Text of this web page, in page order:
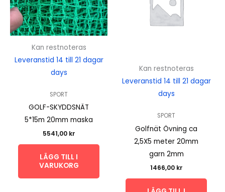
Kan restnoteras
Leveranstid 14 till 21 dagar
days
SPORT
GOLF-SKYDDSNÄT
5*15m 20mm maska
5541,00 kr
LÄGG TILL I
VARUKORG
Kan restnoteras
Leveranstid 14 till 21 dagar
days
SPORT
Golfnät Övning ca
2,5X5 meter 20mm
garn 2mm
1466,00 kr